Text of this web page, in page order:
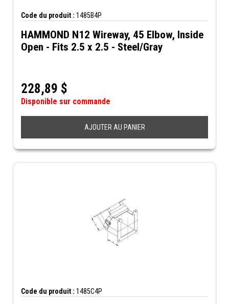
Code du produit : 1485B4P
HAMMOND N12 Wireway, 45 Elbow, Inside
Open - Fits 2.5 x 2.5 - Steel/Gray
228,89 $
Disponible sur commande
AJOUTER AU PANIER
Code du produit : 1485C4P